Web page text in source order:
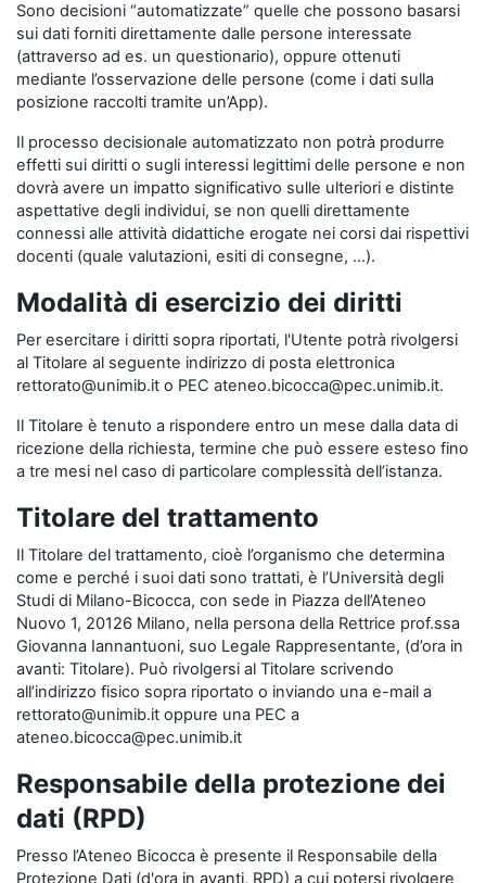
Sono decisioni “automatizzate” quelle che possono basarsi
sui dati forniti direttamente dalle persone interessate
(attraverso ad es. un questionario), oppure ottenuti
mediante l’osservazione delle persone (come i dati sulla
posizione raccolti tramite un’App).
Il processo decisionale automatizzato non potrà produrre
effetti sui diritti o sugli interessi legittimi delle persone e non
dovrà avere un impatto significativo sulle ulteriori e distinte
aspettative degli individui, se non quelli direttamente
connessi alle attività didattiche erogate nei corsi dai rispettivi
docenti (quale valutazioni, esiti di consegne, …).
Modalità di esercizio dei diritti
Per esercitare i diritti sopra riportati, l'Utente potrà rivolgersi
al Titolare al seguente indirizzo di posta elettronica
rettorato@unimib.it o PEC ateneo.bicocca@pec.unimib.it.
Il Titolare è tenuto a rispondere entro un mese dalla data di
ricezione della richiesta, termine che può essere esteso fino
a tre mesi nel caso di particolare complessità dell’istanza.
Titolare del trattamento
Il Titolare del trattamento, cioè l’organismo che determina
come e perché i suoi dati sono trattati, è l’Università degli
Studi di Milano-Bicocca, con sede in Piazza dell’Ateneo
Nuovo 1, 20126 Milano, nella persona della Rettrice prof.ssa
Giovanna Iannantuoni, suo Legale Rappresentante, (d’ora in
avanti: Titolare). Può rivolgersi al Titolare scrivendo
all’indirizzo fisico sopra riportato o inviando una e-mail a
rettorato@unimib.it oppure una PEC a
ateneo.bicocca@pec.unimib.it
Responsabile della protezione dei
dati (RPD)
Presso l’Ateneo Bicocca è presente il Responsabile della
Protezione Dati (d'ora in avanti, RPD) a cui potersi rivolgere